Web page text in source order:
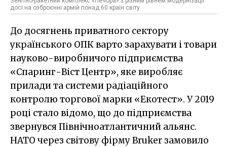
досі на озброєнні армій понад 60 країн світу
До досягнень приватного сектору
українського ОПК варто зарахувати і товари
науково-виробничого підприємства
«Спаринг-Віст Центр», яке виробляє
прилади та системи радіаційного
контролю торгової марки «Екотест». У 2019
році стало відомо, що до підприємства
звернувся Північноатлантичний альянс.
НАТО через світову фірму Bruker замовило